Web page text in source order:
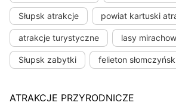
Słupsk atrakcje powiat kartuski
atrakcje turystyczne lasy
Słupsk zabytki felieton
ATRAKCJE PRZYRODNICZE